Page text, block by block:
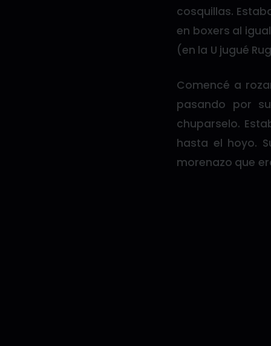
cosquillas.
en boxers al
(en la U jugué
Comencé a
pasando por
chuparselo.
hasta el hoyo.
morenazo que